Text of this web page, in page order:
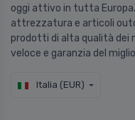
oggi attivo in tutta
attrezzatura e articoli
prodotti di alta qualità dei
veloce e garanzia del
Italia (EUR)